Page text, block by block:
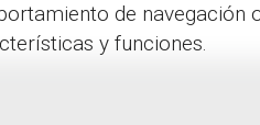
de navegación
y funciones.